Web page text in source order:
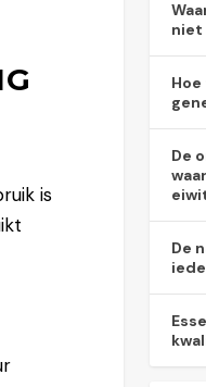
is
niet
De
De